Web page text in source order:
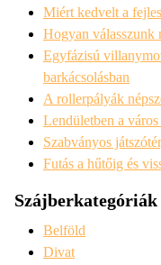
Miért kedvelt a
Hogyan válasszunk
Egyfázisú
barkácsolásban
A rollerpályák
Lendületben a
Szabványos
Futás a hűtőig és
Szájberkategóriák
Belföld
Divat